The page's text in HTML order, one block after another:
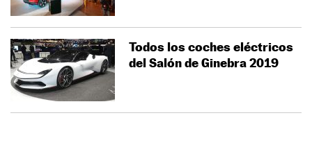
Todos los coches eléctricos
del Salón de Ginebra 2019